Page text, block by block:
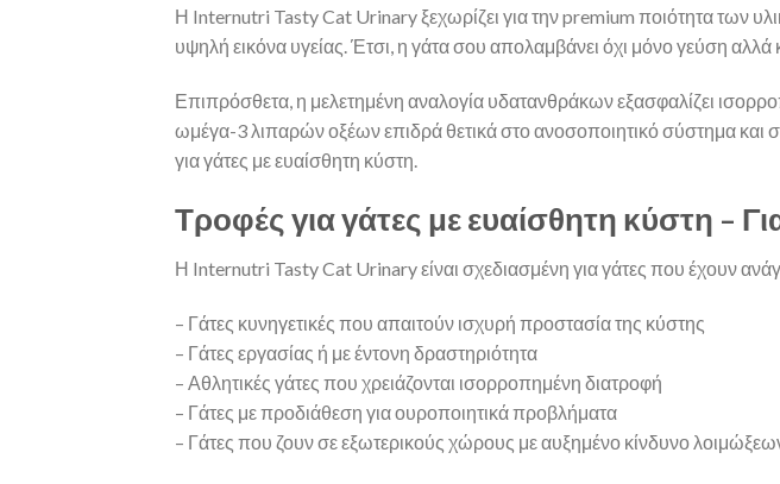
Η Internutri Tasty Cat Urinary ξεχωρίζει για την premium ποιότητα των
υψηλή εικόνα υγείας. Έτσι, η γάτα σου απολαμβάνει όχι μόνο γεύση
Επιπρόσθετα, η μελετημένη αναλογία υδατανθράκων εξασφαλίζει
ωμέγα-3 λιπαρών οξέων επιδρά θετικά στο ανοσοποιητικό σύστημα και
για γάτες με ευαίσθητη κύστη.
Τροφές για γάτες με ευαίσθητη κύστη –
Η Internutri Tasty Cat Urinary είναι σχεδιασμένη για γάτες που έχουν
– Γάτες κυνηγετικές που απαιτούν ισχυρή προστασία της κύστης
– Γάτες εργασίας ή με έντονη δραστηριότητα
– Αθλητικές γάτες που χρειάζονται ισορροπημένη διατροφή
– Γάτες με προδιάθεση για ουροποιητικά προβλήματα
– Γάτες που ζουν σε εξωτερικούς χώρους με αυξημένο κίνδυνο